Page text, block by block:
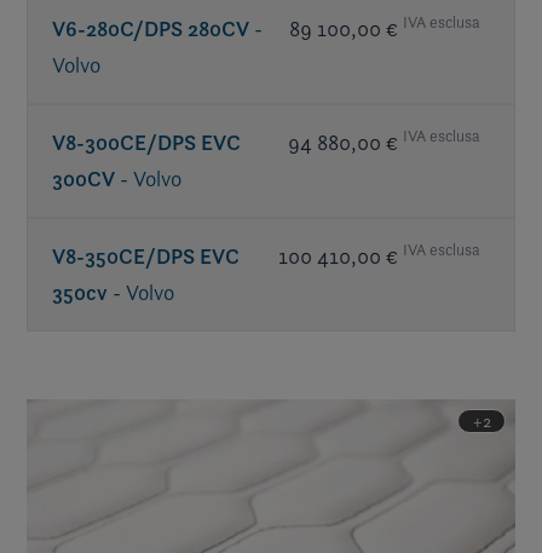
V6-280C/DPS 280CV -
Volvo
89 100,00 € IVA esclusa
V8-300CE/DPS EVC
300CV - Volvo
94 880,00 € IVA esclusa
V8-350CE/DPS EVC
350cv - Volvo
100 410,00 € IVA esclusa